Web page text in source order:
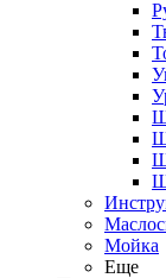
Мойка
Еще